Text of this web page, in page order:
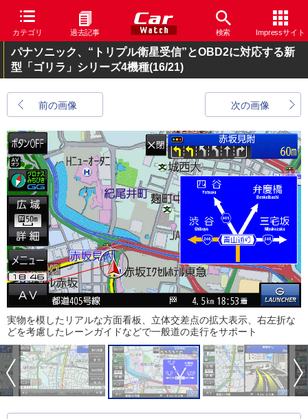
カテゴリ 過去記事 検索 Impressサイト
パナソニック、“トリプル衛星受信”とOBD2に対応する新
型「ゴリラ」シリーズ4機種(16/21)
前の画像 次の画像
実物を模したリアルな方面看板、立体交差点の拡大表示、右左折な
どを考慮したレーンガイドなどで一般道の走行をサポート